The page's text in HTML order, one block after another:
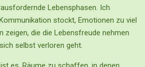
Lebensphasen. Ich
stockt, Emotionen zu viel
zeigen, die die Lebensfreude nehmen
selbst verloren geht.